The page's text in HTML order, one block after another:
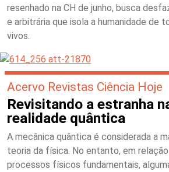
resenhado na CH de junho, busca
e arbitrária que isola a humanidade de
vivos.
Acervo Revistas Ciência Hoje
Revisitando a estranha
realidade quântica
A mecânica quântica é considerada a
teoria da física. No entanto, em
processos físicos fundamentais,